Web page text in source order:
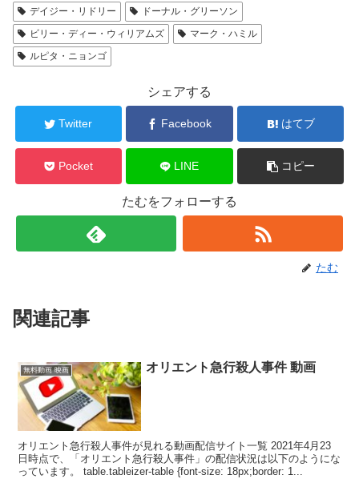
デイジー・リドリー
ドーナル・グリーソン
ビリー・ディー・ウィリアムズ
マーク・ハミル
ルピタ・ニョンゴ
シェアする
Twitter Facebook はてブ
Pocket LINE コピー
たむをフォローする
たむ
関連記事
無料動画 映画 オリエント急行殺人事件 動画
オリエント急行殺人事件が見れる動画配信サイト一覧 2021年4月23
日時点で、「オリエント急行殺人事件」の配信状況は以下のようにな
っています。 table.tableizer-table {font-size: 18px;border: 1...